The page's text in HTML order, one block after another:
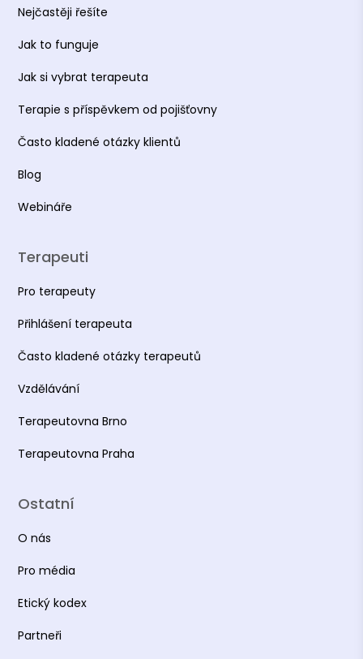
Nejčastěji řešíte
Jak to funguje
Jak si vybrat terapeuta
Terapie s příspěvkem od pojišťovny
Často kladené otázky klientů
Blog
Webináře
Terapeuti
Pro terapeuty
Přihlášení terapeuta
Často kladené otázky terapeutů
Vzdělávání
Terapeutovna Brno
Terapeutovna Praha
Ostatní
O nás
Pro média
Etický kodex
Partneři